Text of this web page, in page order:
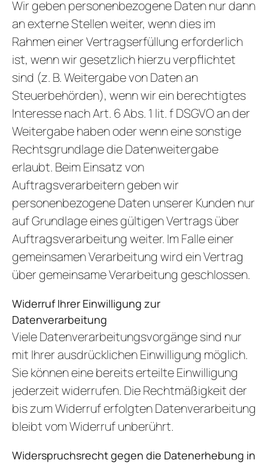
Wir geben personenbezogene Daten nur dann
an externe Stellen weiter, wenn dies im
Rahmen einer Vertragserfüllung erforderlich
ist, wenn wir gesetzlich hierzu verpflichtet
sind (z. B. Weitergabe von Daten an
Steuerbehörden), wenn wir ein berechtigtes
Interesse nach Art. 6 Abs. 1 lit. f DSGVO an der
Weitergabe haben oder wenn eine sonstige
Rechtsgrundlage die Datenweitergabe
erlaubt. Beim Einsatz von
Auftragsverarbeitern geben wir
personenbezogene Daten unserer Kunden nur
auf Grundlage eines gültigen Vertrags über
Auftragsverarbeitung weiter. Im Falle einer
gemeinsamen Verarbeitung wird ein Vertrag
über gemeinsame Verarbeitung geschlossen.
Widerruf Ihrer Einwilligung zur
Datenverarbeitung
Viele Datenverarbeitungsvorgänge sind nur
mit Ihrer ausdrücklichen Einwilligung möglich.
Sie können eine bereits erteilte Einwilligung
jederzeit widerrufen. Die Rechtmäßigkeit der
bis zum Widerruf erfolgten Datenverarbeitung
bleibt vom Widerruf unberührt.
Widerspruchsrecht gegen die Datenerhebung in